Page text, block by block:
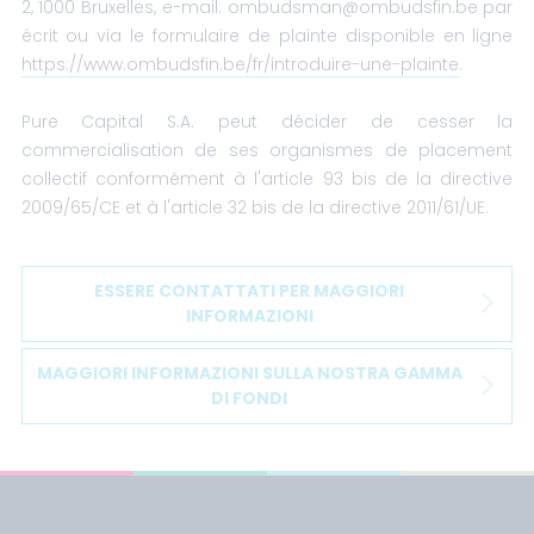
2, 1000 Bruxelles, e-mail: ombudsman@ombudsfin.be par
écrit ou via le formulaire de plainte disponible en ligne
https://www.ombudsfin.be/fr/introduire-une-plainte.
Pure Capital S.A. peut décider de cesser la
commercialisation de ses organismes de placement
collectif conformément à l'article 93 bis de la directive
2009/65/CE et à l'article 32 bis de la directive 2011/61/UE.
ESSERE CONTATTATI PER MAGGIORI
INFORMAZIONI
MAGGIORI INFORMAZIONI SULLA NOSTRA GAMMA
DI FONDI